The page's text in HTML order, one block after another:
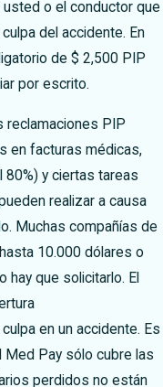
o el conductor que
del accidente. En
de $ 2,500 PIP
por escrito.
reclamaciones PIP
en facturas médicas,
y ciertas tareas
realizar a causa
Muchas compañías de
10.000 dólares o
hay que solicitarlo. El
en un accidente. Es
Pay sólo cubre las
perdidos no están